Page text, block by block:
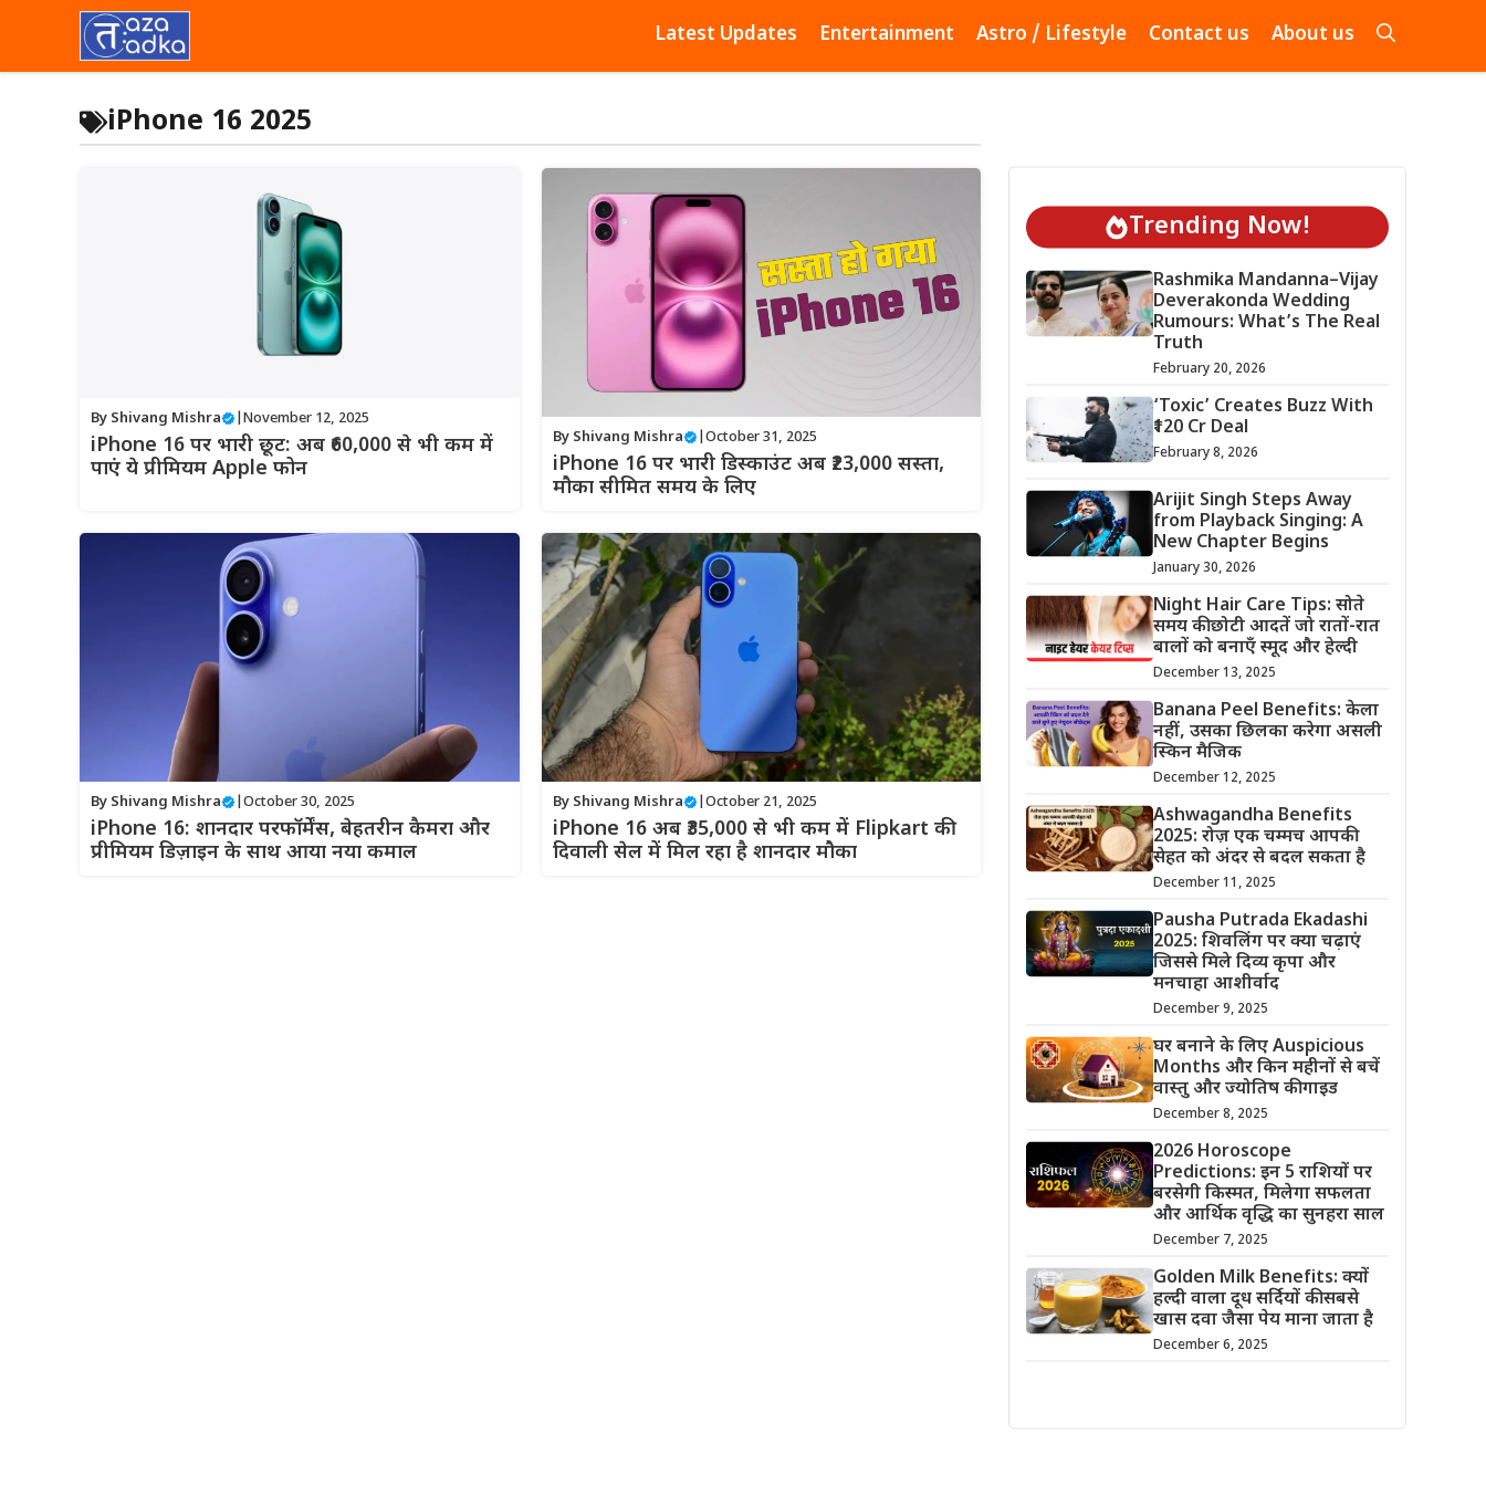
content
Latest Updates Entertainment Astro / Lifestyle Contact us About us
iPhone 16 2025
By Shivang Mishra November 12, 2025
iPhone 16 पर भारी छूट: अब ₹60,000 से भी कम में
पाएं ये प्रीमियम Apple फोन
By Shivang Mishra | October 31, 2025
iPhone 16 पर भारी डिस्काउंट अब ₹23,000 सस्ता,
मौका सीमित समय के लिए
By Shivang Mishra October 30, 2025
iPhone 16: शानदार परफॉर्मेंस, बेहतरीन कैमरा और
प्रीमियम डिज़ाइन के साथ आया नया कमाल
By Shivang Mishra | October 21, 2025
iPhone 16 अब ₹35,000 से भी कम में Flipkart की
दिवाली सेल में मिल रहा है शानदार मौका
Trending Now!
Rashmika Mandanna–Vijay
Deverakonda Wedding
Rumours: What’s The Real
Truth
February 20, 2026
‘Toxic’ Creates Buzz With
₹120 Cr Deal
February 8, 2026
Arijit Singh Steps Away
from Playback Singing: A
New Chapter Begins
January 30, 2026
Night Hair Care Tips: सोते
समय की छोटी आदतें जो रातों-रात
बालों को बनाएँ स्मूद और हेल्दी
December 13, 2025
Banana Peel Benefits: केला
नहीं, उसका छिलका करेगा असली
स्किन मैजिक
December 12, 2025
Ashwagandha Benefits
2025: रोज़ एक चम्मच आपकी
सेहत को अंदर से बदल सकता है
December 11, 2025
Pausha Putrada Ekadashi
2025: शिवलिंग पर क्या चढ़ाएं
जिससे मिले दिव्य कृपा और
मनचाहा आशीर्वाद
December 9, 2025
घर बनाने के लिए Auspicious
Months और किन महीनों से बचें
वास्तु और ज्योतिष की गाइड
December 8, 2025
2026 Horoscope
Predictions: इन 5 राशियों पर
बरसेगी किस्मत, मिलेगा सफलता
और आर्थिक वृद्धि का सुनहरा साल
December 7, 2025
Golden Milk Benefits: क्यों
हल्दी वाला दूध सर्दियों की सबसे
खास दवा जैसा पेय माना जाता है
December 6, 2025